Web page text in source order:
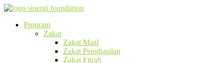
Program
Zakat
Zakat Maal
Zakat Penghasilan
Zakat Fitrah